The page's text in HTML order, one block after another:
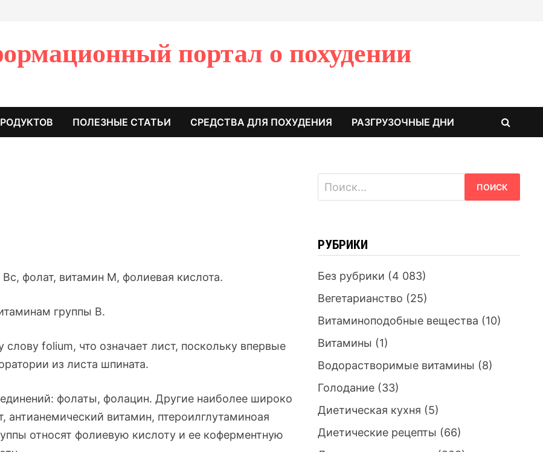
портал о похудении
ПОЛЕЗНЫЕ СТАТЬИ СРЕДСТВА ДЛЯ ПОХУДЕНИЯ РАЗГРУЗОЧНЫЕ ДНИ
фолат, витамин М, фолиевая кислота.
группы В.
folium, что означает лист, поскольку впервые
из листа шпината.
фолаты, фолацин. Другие наиболее широко
антианемический витамин, птероилглутаминоая
относят фолиевую кислоту и ее коферментную
Найти:
РУБРИКИ
Без рубрики (4 083)
Вегетарианство (25)
Витаминоподобные вещества (10)
Витамины (1)
Водорастворимые витамины (8)
Голодание(33)
Диетическая кухня (5)
Диетические рецепты (66)